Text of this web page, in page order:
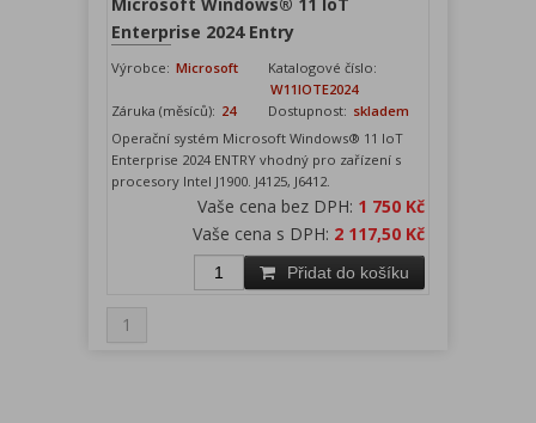
Microsoft Windows® 11 IoT
Enterprise 2024 Entry
Výrobce: Microsoft
Katalogové číslo:
W11IOTE2024
Záruka (měsíců): 24 Dostupnost: skladem
Operační systém Microsoft Windows® 11 IoT
Enterprise 2024 ENTRY vhodný pro zařízení s
procesory Intel J1900. J4125, J6412.
Vaše cena bez DPH: 1 750 Kč
Vaše cena s DPH: 2 117,50 Kč
Přidat do košíku
1